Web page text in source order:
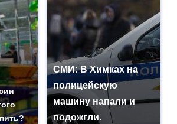
СМИ: В Химках на
полицейскую
машину напали и
подожгли.